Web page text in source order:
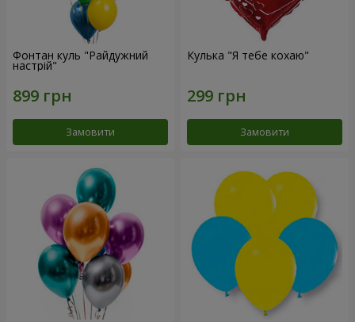
Фонтан куль "Райдужний
настрій"
Замовити
Кулька "Я тебе кохаю"
Замовити